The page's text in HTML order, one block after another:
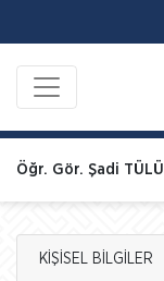
Öğr. Gör. Şadi TÜLÜ
KİŞİSEL BİLGİLER